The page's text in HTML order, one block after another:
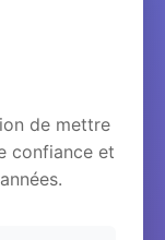
de mettre
confiance et